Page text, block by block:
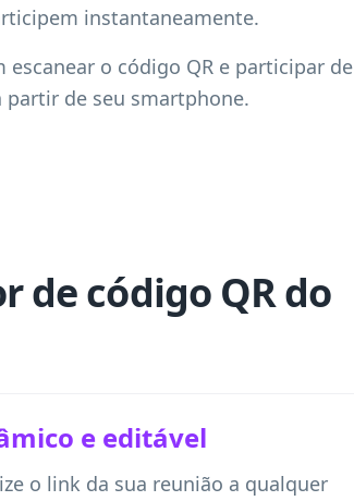
instantaneamente.
escanear o código QR e participar de
de seu smartphone.
de código QR do
e editável
o link da sua reunião a qualquer